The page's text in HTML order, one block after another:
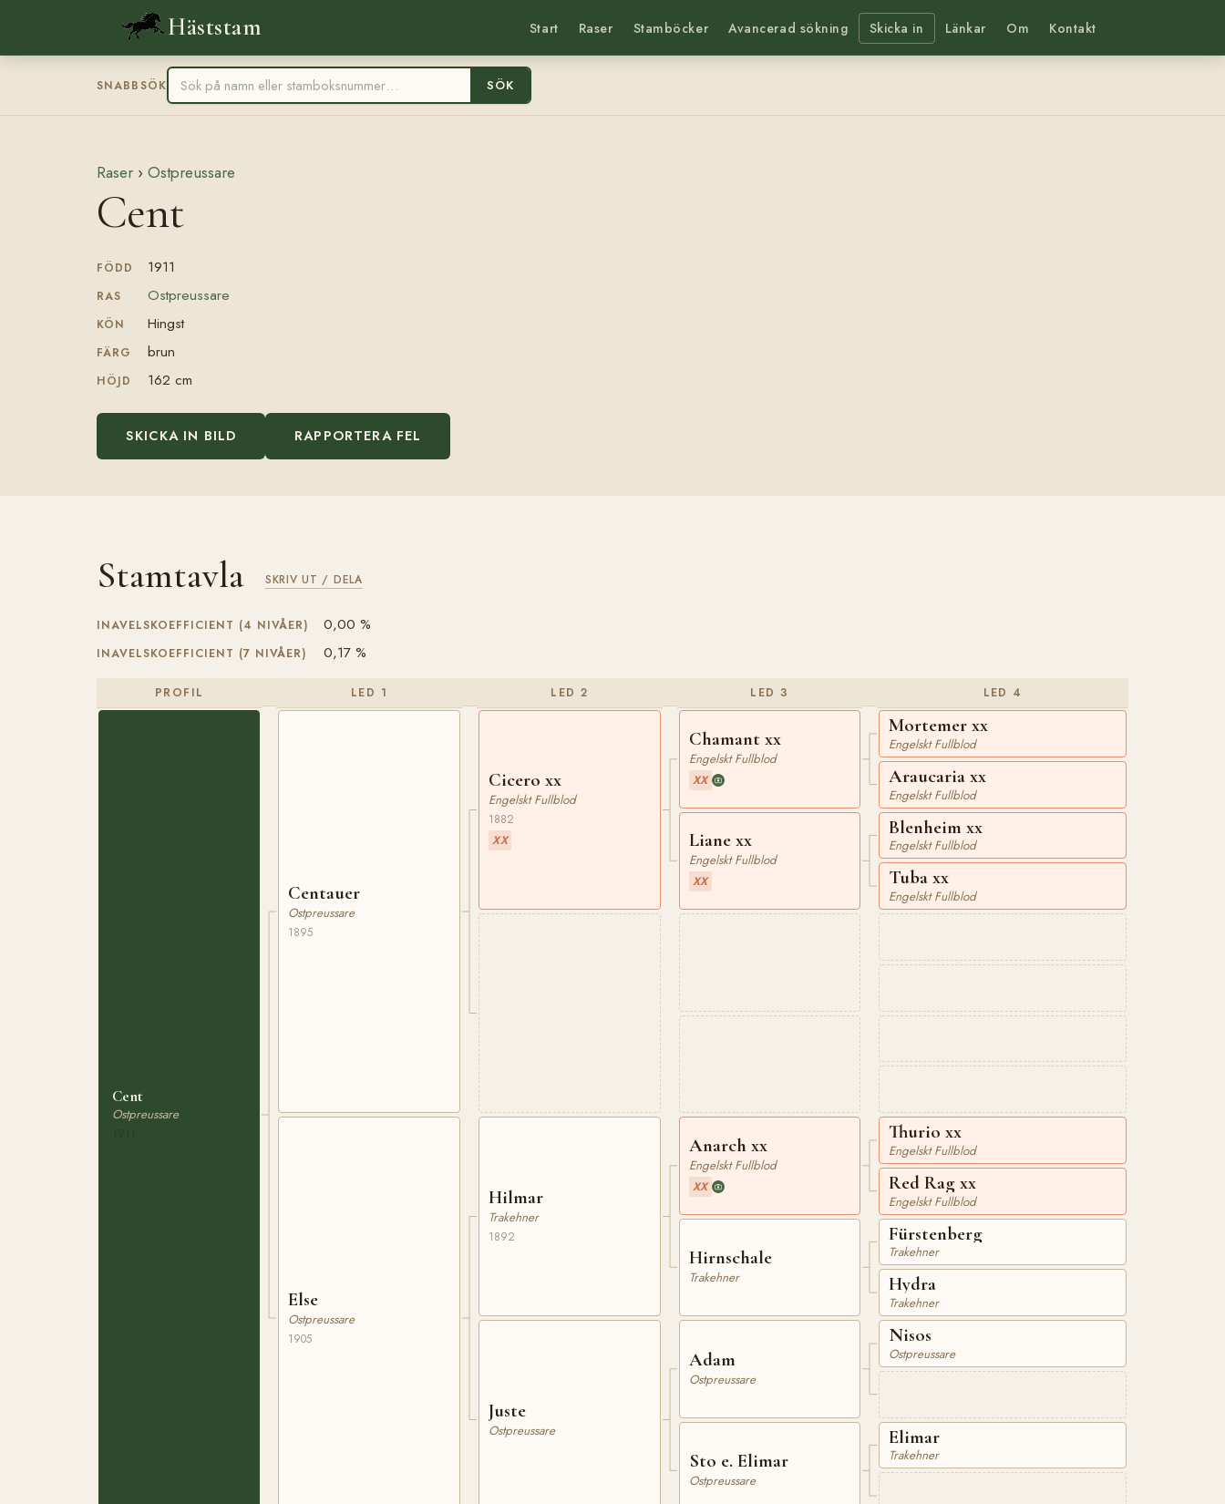
Häststam Start Raser Stamböcker Avancerad sökning Skicka in Länkar Om Kontakt
SNABBSÖK SÖK
Raser › Ostpreussare
Cent
FÖDD 1911
RAS Ostpreussare
KÖN Hingst
FÄRG brun
HÖJD 162 cm
SKICKA IN BILD RAPPORTERA FEL
Stamtavla SKRIV UT / DELA
INAVELSKOEFFICIENT (4 NIVÅER) 0,00 %
INAVELSKOEFFICIENT (7 NIVÅER) 0,17 %
PROFIL
Cent
Ostpreussare
LED 1
Centauer
Ostpreussare
1895
Else
Ostpreussare
1905
LED 2
Cicero xx
Engelskt Fullblod
1882
XX
Hilmar
Trakehner
1892
Juste
Ostpreussare
LED 3
Chamant xx
Engelskt Fullblod
XX
Liane xx
Engelskt Fullblod
XX
Anarch xx
Engelskt Fullblod
XX
Hirnschale
Trakehner
Adam
Ostpreussare
Sto e. Elimar
Ostpreussare
LED 4
Mortemer xx
Engelskt Fullblod
Araucaria xx
Engelskt Fullblod
Blenheim xx
Engelskt Fullblod
Tuba xx
Engelskt Fullblod
Thurio xx
Engelskt Fullblod
Red Rag xx
Engelskt Fullblod
Fürstenberg
Trakehner
Hydra
Trakehner
Nisos
Ostpreussare
Elimar
Trakehner